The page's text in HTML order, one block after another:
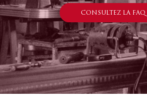
CONSULTEZ LA FAQ